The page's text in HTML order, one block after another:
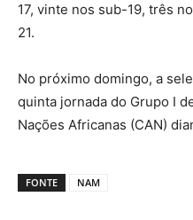
17, vinte nos sub-19, três
21.
No próximo domingo, a
quinta jornada do Grupo I
Nações Africanas (CAN)
FONTE NAM